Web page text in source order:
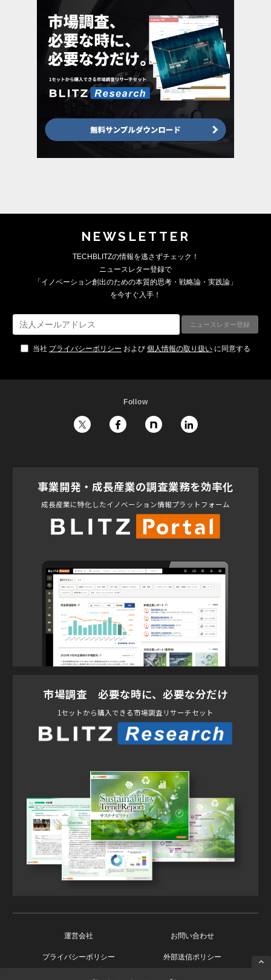
NEWSLETTER
TECHBLITZの情報を逃さずチェック！
ニュースレター登録で
「イノベーション創出のための本質的思考・戦略論・実践論」
を今すぐ入手！
当社 プライバシーポリシー および 個人情報の取り扱い に同意する
Follow
事業開発・成長産業の調査業務を効率化
成長産業に特化したイノベーション情報プラットフォーム
市場調査 必要な時に、必要な分だけ
1セットから購入できる市場調査リサーチセット
運営会社 お問い合わせ
プライバシーポリシー 外部送信ポリシー